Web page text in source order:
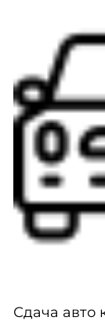
Сдача авто